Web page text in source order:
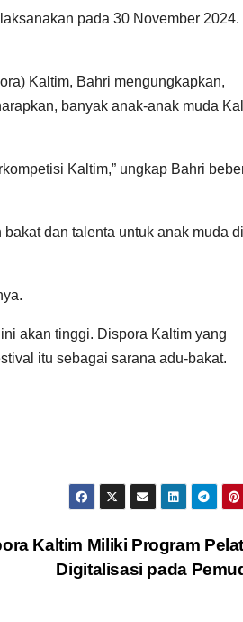
pada 30 November 2024.
Kaltim, Bahri mengungkapkan,
banyak anak-anak muda
Kaltim,” ungkap Bahri
dan talenta untuk anak muda di
akan tinggi. Dispora Kaltim yang
itu sebagai sarana adu-bakat.
Kaltim Miliki Program
Digitalisasi pada